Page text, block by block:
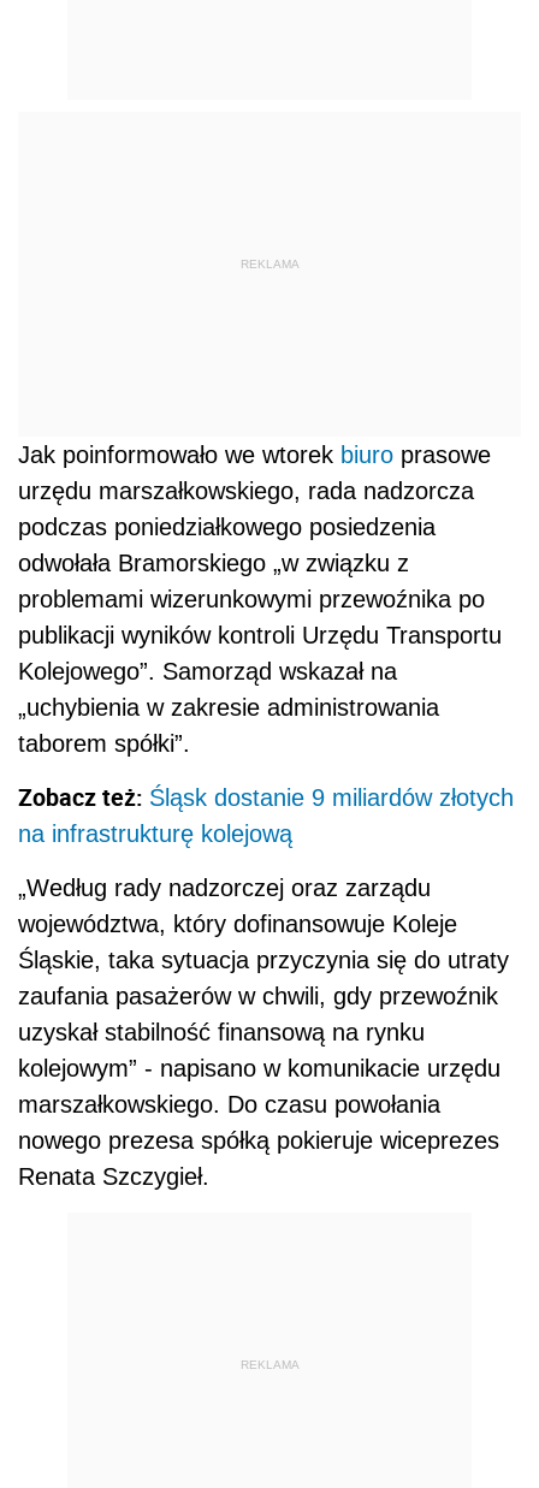
REKLAMA
Jak poinformowało we wtorek biuro prasowe
urzędu marszałkowskiego, rada nadzorcza
podczas poniedziałkowego posiedzenia
odwołała Bramorskiego „w związku z
problemami wizerunkowymi przewoźnika po
publikacji wyników kontroli Urzędu Transportu
Kolejowego”. Samorząd wskazał na
„uchybienia w zakresie administrowania
taborem spółki”.
Zobacz też: Śląsk dostanie 9 miliardów złotych
na infrastrukturę kolejową
„Według rady nadzorczej oraz zarządu
województwa, który dofinansowuje Koleje
Śląskie, taka sytuacja przyczynia się do utraty
zaufania pasażerów w chwili, gdy przewoźnik
uzyskał stabilność finansową na rynku
kolejowym” - napisano w komunikacie urzędu
marszałkowskiego. Do czasu powołania
nowego prezesa spółką pokieruje wiceprezes
Renata Szczygieł.
REKLAMA